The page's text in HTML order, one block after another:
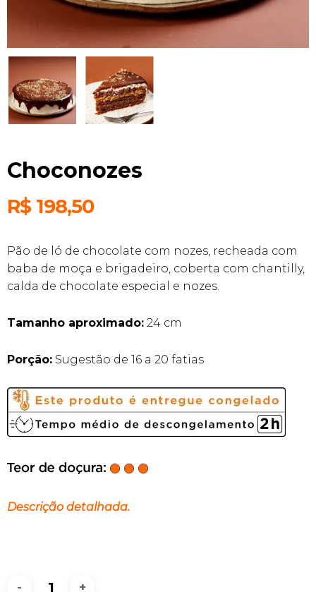
Choconozes
R$198,50
Pão de ló de chocolate com nozes, recheada com
baba de moça e brigadeiro, coberta com chantilly,
calda de chocolate especial e nozes.
Tamanho aproximado: 24 cm
Porção: Sugestão de 16 a 20 fatias
Descrição detalhada.